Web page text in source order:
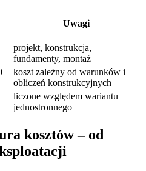
Uwagi
projekt, konstrukcja,
fundamenty, montaż
koszt zależny od warunków i
obliczeń konstrukcyjnych
liczone względem wariantu
jednostronnego
kosztów – od